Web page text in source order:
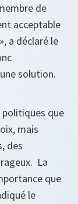
de
acceptable
a déclaré le
solution.
politiques que
mais
des
La
que
le